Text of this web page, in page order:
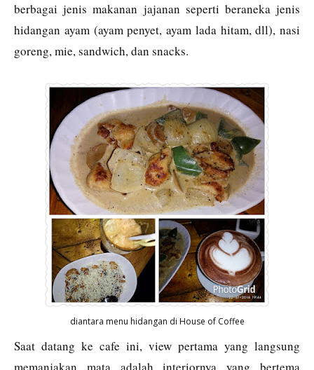
berbagai jenis makanan jajanan seperti beraneka jenis
hidangan ayam (ayam penyet, ayam lada hitam, dll), nasi
goreng, mie, sandwich, dan snacks.
diantara menu hidangan di House of Coffee
Saat datang ke cafe ini, view pertama yang langsung